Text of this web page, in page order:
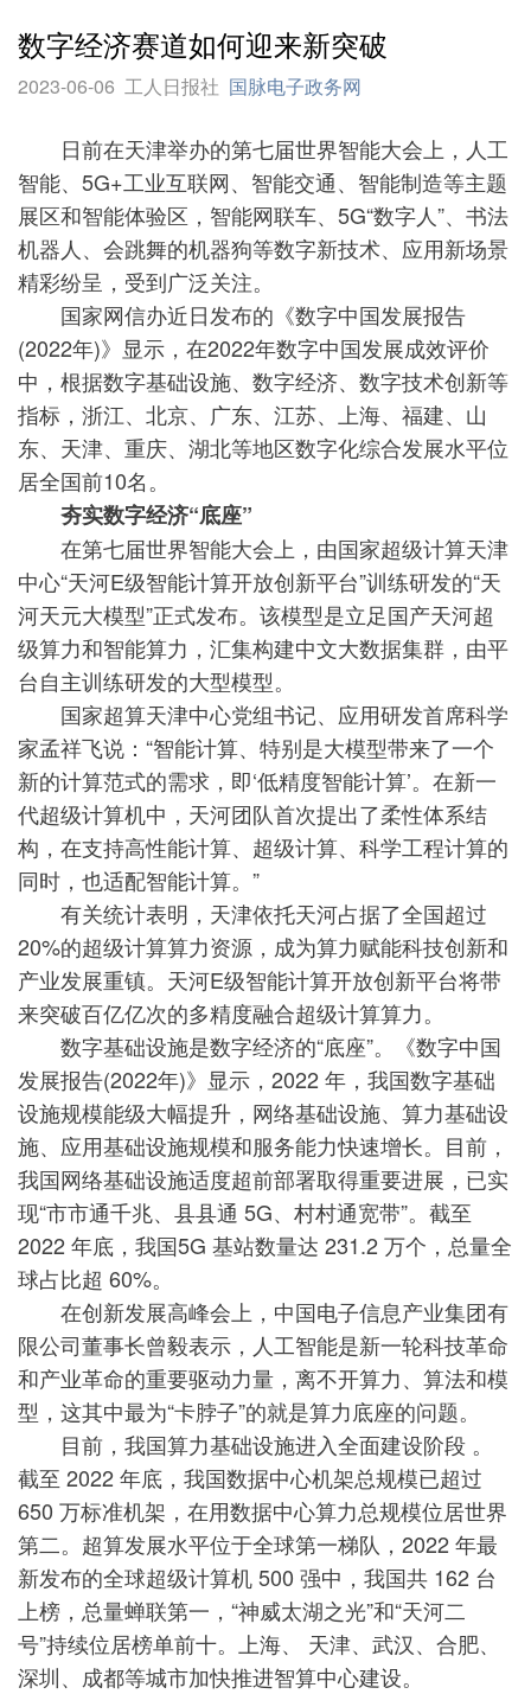
数字经济赛道如何迎来新突破
2023-06-06 工人日报社 国脉电子政务网
日前在天津举办的第七届世界智能大会上，人工
智能、5G+工业互联网、智能交通、智能制造等主题
展区和智能体验区，智能网联车、5G“数字人”、书法
机器人、会跳舞的机器狗等数字新技术、应用新场景
精彩纷呈，受到广泛关注。
国家网信办近日发布的《数字中国发展报告
(2022年)》显示，在2022年数字中国发展成效评价
中，根据数字基础设施、数字经济、数字技术创新等
指标，浙江、北京、广东、江苏、上海、福建、山
东、天津、重庆、湖北等地区数字化综合发展水平位
居全国前10名。
夯实数字经济“底座”
在第七届世界智能大会上，由国家超级计算天津
中心“天河E级智能计算开放创新平台”训练研发的“天
河天元大模型”正式发布。该模型是立足国产天河超
级算力和智能算力，汇集构建中文大数据集群，由平
台自主训练研发的大型模型。
国家超算天津中心党组书记、应用研发首席科学
家孟祥飞说：“智能计算、特别是大模型带来了一个
新的计算范式的需求，即‘低精度智能计算’。在新一
代超级计算机中，天河团队首次提出了柔性体系结
构，在支持高性能计算、超级计算、科学工程计算的
同时，也适配智能计算。”
有关统计表明，天津依托天河占据了全国超过
20%的超级计算算力资源，成为算力赋能科技创新和
产业发展重镇。天河E级智能计算开放创新平台将带
来突破百亿亿次的多精度融合超级计算算力。
数字基础设施是数字经济的“底座”。《数字中国
发展报告(2022年)》显示，2022 年，我国数字基础
设施规模能级大幅提升，网络基础设施、算力基础设
施、应用基础设施规模和服务能力快速增长。目前，
我国网络基础设施适度超前部署取得重要进展，已实
现“市市通千兆、县县通 5G、村村通宽带”。截至
2022 年底，我国5G 基站数量达 231.2 万个，总量全
球占比超 60%。
在创新发展高峰会上，中国电子信息产业集团有
限公司董事长曾毅表示，人工智能是新一轮科技革命
和产业革命的重要驱动力量，离不开算力、算法和模
型，这其中最为“卡脖子”的就是算力底座的问题。
目前，我国算力基础设施进入全面建设阶段 。
截至 2022 年底，我国数据中心机架总规模已超过
650 万标准机架，在用数据中心算力总规模位居世界
第二。超算发展水平位于全球第一梯队，2022 年最
新发布的全球超级计算机 500 强中，我国共 162 台
上榜，总量蝉联第一，“神威太湖之光”和“天河二
号”持续位居榜单前十。上海、 天津、武汉、合肥、
深圳、成都等城市加快推进智算中心建设。